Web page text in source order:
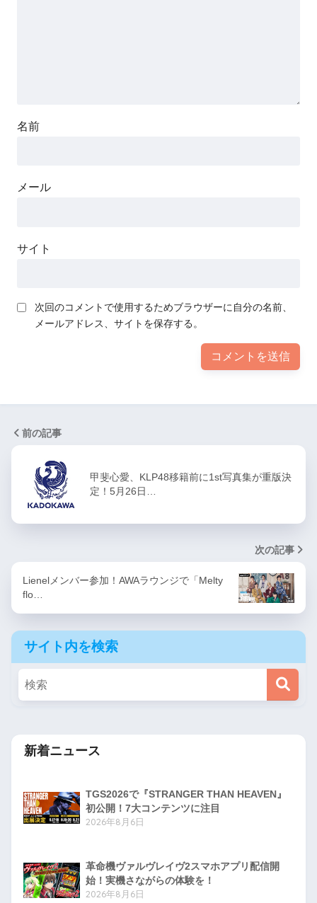
名前
メール
サイト
次回のコメントで使用するためブラウザーに自分の名前、
メールアドレス、サイトを保存する。
前の記事
甲斐心愛、KLP48移籍前に1st写真集が重版決
定！5月26日…
次の記事
Lienelメンバー参加！AWAラウンジで「Melty
flo…
サイト内を検索
新着ニュース
TGS2026で『STRANGER THAN HEAVEN』
初公開！7大コンテンツに注目
2026年8月6日
革命機ヴァルヴレイヴ2スマホアプリ配信開
始！実機さながらの体験を！
2026年8月6日